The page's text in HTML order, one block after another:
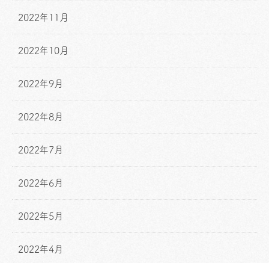
2022年11月
2022年10月
2022年9月
2022年8月
2022年7月
2022年6月
2022年5月
2022年4月